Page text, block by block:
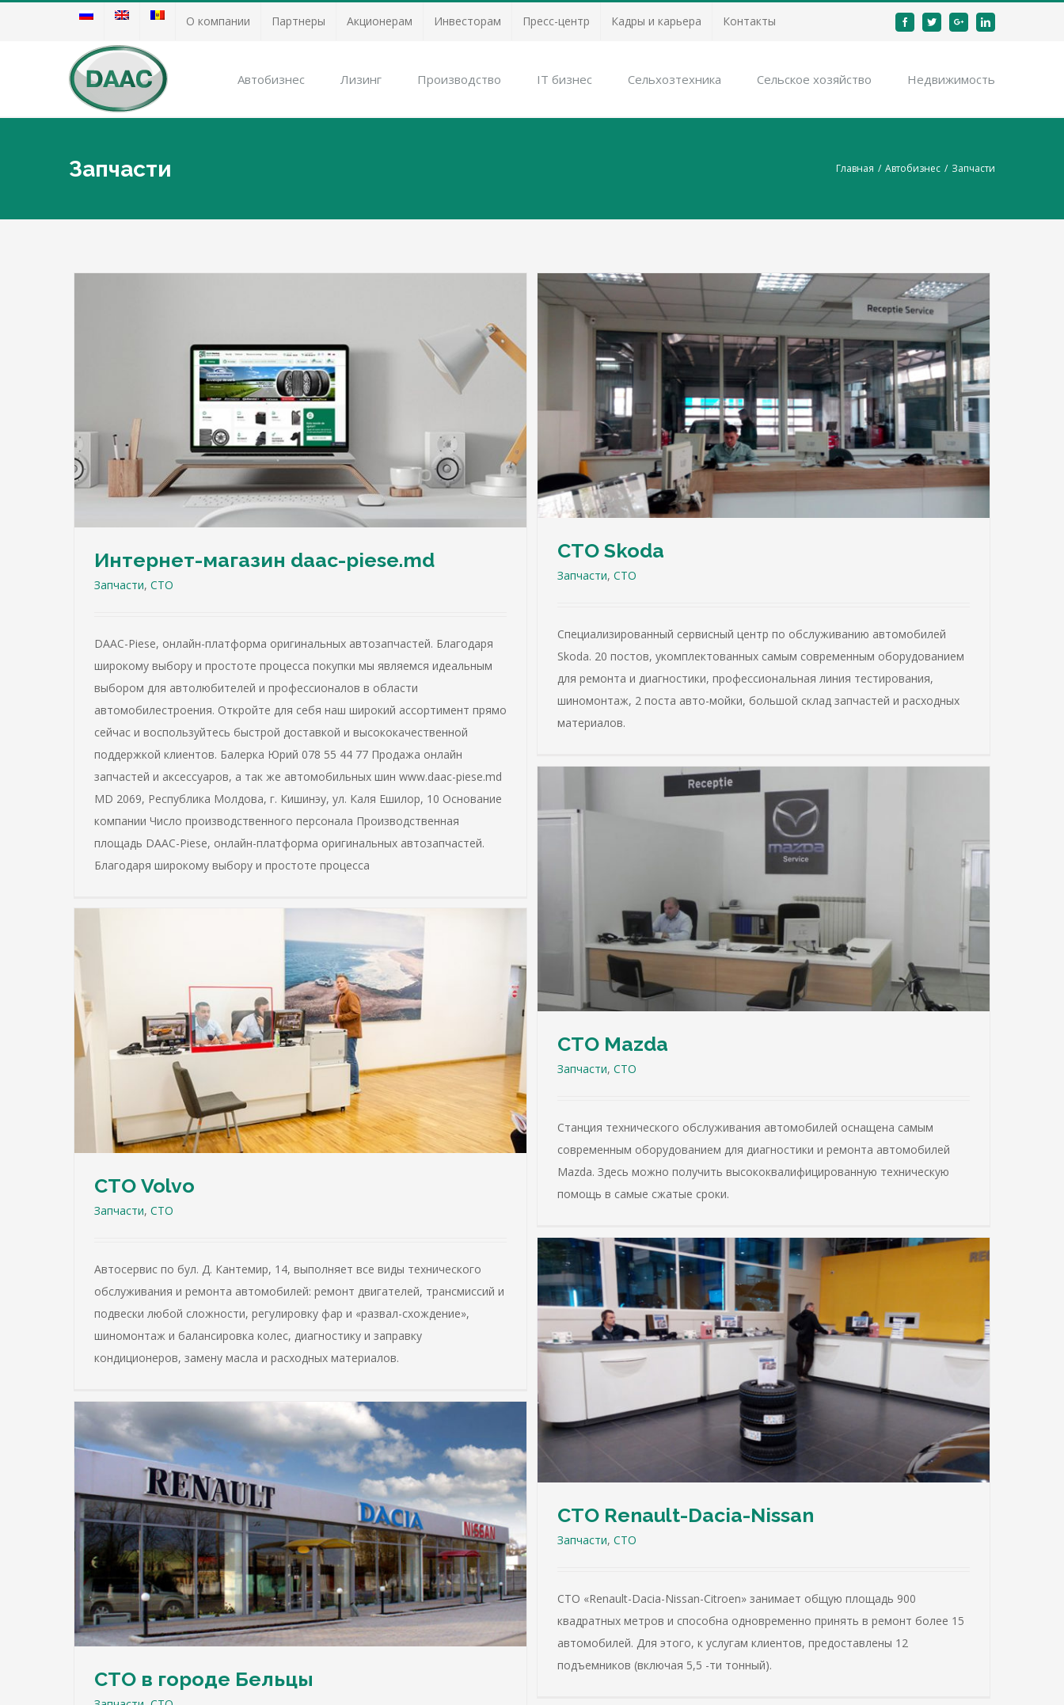
О компании Партнеры Акционерам Инвесторам Пресс-центр Кадры и карьера Контакты FacebookTwitterGoogle+Linkedin
Автобизнес Лизинг Производство IT бизнес Сельхозтехника Cельское хозяйство Недвижимость
Запчасти Главная / Автобизнес / Запчасти
Интернет-магазин daac-piese.md
Запчасти, СТО
DAAC-Piese, онлайн-платформа оригинальных автозапчастей. Благодаря
широкому выбору и простоте процесса покупки мы являемся идеальным
выбором для автолюбителей и профессионалов в области
автомобилестроения. Откройте для себя наш широкий ассортимент прямо
сейчас и воспользуйтесь быстрой доставкой и высококачественной
поддержкой клиентов. Балерка Юрий 078 55 44 77 Продажа онлайн
запчастей и аксессуаров, а так же автомобильных шин www.daac-piese.md
MD 2069, Республика Молдова, г. Кишинэу, ул. Каля Ешилор, 10 Основание
компании Число производственного персонала Производственная
площадь DAAC-Piese, онлайн-платформа оригинальных автозапчастей.
Благодаря широкому выбору и простоте процесса
СТО Skoda
Запчасти
СТО Skoda
Запчасти, СТО
Специализированный сервисный центр по обслуживанию автомобилей
Skoda. 20 постов, укомплектованных самым современным оборудованием
для ремонта и диагностики, профессиональная линия тестирования,
шиномонтаж, 2 поста авто-мойки, большой склад запчастей и расходных
материалов.
СТО Mazda
Запчасти, СТО
Станция технического обслуживания автомобилей оснащена самым
современным оборудованием для диагностики и ремонта автомобилей
Mazda. Здесь можно получить высококвалифицированную техническую
помощь в самые сжатые сроки.
СТО Volvo
Запчасти, СТО
Автосервис по бул. Д. Кантемир, 14, выполняет все виды технического
обслуживания и ремонта автомобилей: ремонт двигателей, трансмиссий и
подвески любой сложности, регулировку фар и «развал-схождение»,
шиномонтаж и балансировка колес, диагностику и заправку
кондиционеров, замену масла и расходных материалов.
СТО Renault-Dacia-Nissan
Запчасти, СТО
СТО «Renault-Dacia-Nissan-Citroen» занимает общую площадь 900
квадратных метров и способна одновременно принять в ремонт более 15
автомобилей. Для этого, к услугам клиентов, предоставлены 12
подъемников (включая 5,5 -ти тонный).
СТО в городе Бельцы